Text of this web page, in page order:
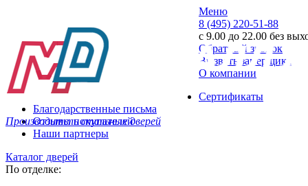
Производитель стальных дверей
Меню
8 (495) 220-51-88
с 9.00 до 22.00 без
Обратный звонок
Вызвать замерщика
О компании
Сертификаты
Благодарственные письма
Отзывы покупателей
Наши партнеры
Каталог дверей
По отделке: